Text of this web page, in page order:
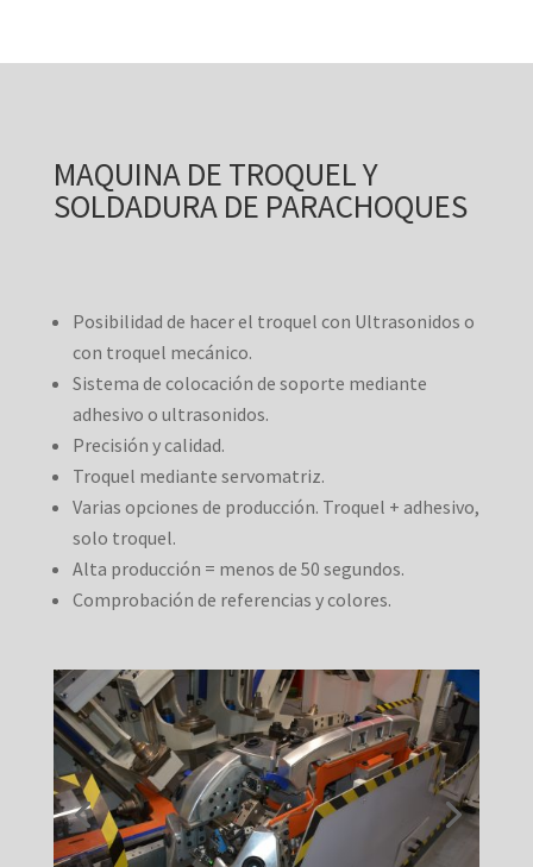
MAQUINA DE TROQUEL Y
SOLDADURA DE PARACHOQUES
Posibilidad de hacer el troquel con Ultrasonidos o
con troquel mecánico.
Sistema de colocación de soporte mediante
adhesivo o ultrasonidos.
Precisión y calidad.
Troquel mediante servomatriz.
Varias opciones de producción. Troquel + adhesivo,
solo troquel.
Alta producción = menos de 50 segundos.
Comprobación de referencias y colores.